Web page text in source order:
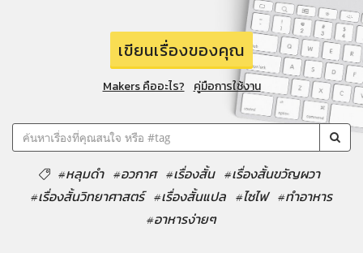
เขียนเรื่องของคุณ
Makers คืออะไร? คู่มือการใช้งาน
#หลุมดำ #อวกาศ #เรื่องสั้น #เรื่องสั้นขวัญผวา
#เรื่องสั้นวิทยาศาสตร์ #เรื่องสั้นแปล #ไซไฟ #ทำอาหาร
#อาหารง่ายๆ